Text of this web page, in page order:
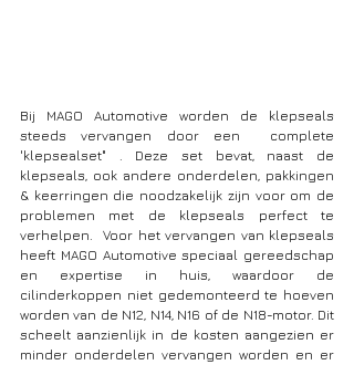
Bij MAGO Automotive worden de klepseals
steeds vervangen door een  complete
'klepsealset" . Deze set bevat, naast de
klepseals, ook andere onderdelen, pakkingen
& keerringen die noodzakelijk zijn voor om de
problemen met de klepseals perfect te
verhelpen.  Voor het vervangen van klepseals
heeft MAGO Automotive speciaal gereedschap
en expertise in huis, waardoor de
cilinderkoppen niet gedemonteerd te hoeven
worden van de N12, N14, N16 of de N18-motor. Dit
scheelt aanzienlijk in de kosten aangezien er
minder onderdelen vervangen worden en er